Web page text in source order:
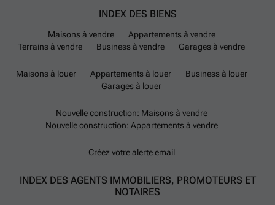
INDEX DES BIENS
Maisons à vendre
Appartements à vendre
Terrains à vendre
Business à vendre Garages à vendre
Maisons à louer Appartements à louer
Business à louer
Garages à louer
Nouvelle construction: Maisons à vendre
Nouvelle construction: Appartements à vendre
Créez votre alerte email
INDEX DES AGENTS IMMOBILIERS, PROMOTEURS ET
NOTAIRES